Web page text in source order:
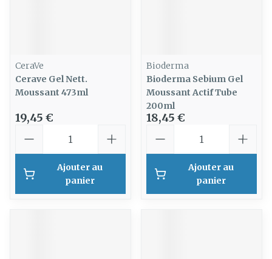
CeraVe
Cerave Gel Nett.
Moussant 473ml
19,45 €
Ajouter au
panier
Bioderma
Bioderma Sebium Gel
Moussant Actif Tube
200ml
18,45 €
Ajouter au
panier